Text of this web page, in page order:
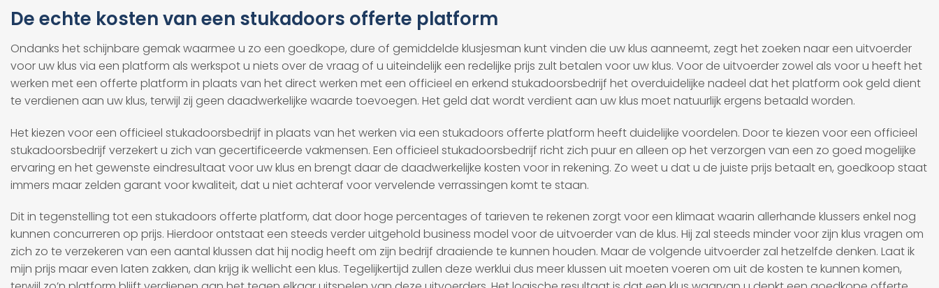
De echte kosten van een stukadoors offerte platform
Ondanks het schijnbare gemak waarmee u zo een goedkope, dure of gemiddelde klusjesman kunt vinden die uw klus aanneemt, zegt het zoeken naar een uitvoerder
voor uw klus via een platform als werkspot u niets over de vraag of u uiteindelijk een redelijke prijs zult betalen voor uw klus. Voor de uitvoerder zowel als voor u heeft het
werken met een offerte platform in plaats van het direct werken met een officieel en erkend stukadoorsbedrijf het overduidelijke nadeel dat het platform ook geld dient
te verdienen aan uw klus, terwijl zij geen daadwerkelijke waarde toevoegen. Het geld dat wordt verdient aan uw klus moet natuurlijk ergens betaald worden.
Het kiezen voor een officieel stukadoorsbedrijf in plaats van het werken via een stukadoors offerte platform heeft duidelijke voordelen. Door te kiezen voor een officieel
stukadoorsbedrijf verzekert u zich van gecertificeerde vakmensen. Een officieel stukadoorsbedrijf richt zich puur en alleen op het verzorgen van een zo goed mogelijke
ervaring en het gewenste eindresultaat voor uw klus en brengt daar de daadwerkelijke kosten voor in rekening. Zo weet u dat u de juiste prijs betaalt en, goedkoop staat
immers maar zelden garant voor kwaliteit, dat u niet achteraf voor vervelende verrassingen komt te staan.
Dit in tegenstelling tot een stukadoors offerte platform, dat door hoge percentages of tarieven te rekenen zorgt voor een klimaat waarin allerhande klussers enkel nog
kunnen concurreren op prijs. Hierdoor ontstaat een steeds verder uitgehold business model voor de uitvoerder van de klus. Hij zal steeds minder voor zijn klus vragen om
zich zo te verzekeren van een aantal klussen dat hij nodig heeft om zijn bedrijf draaiende te kunnen houden. Maar de volgende uitvoerder zal hetzelfde denken. Laat ik
mijn prijs maar even laten zakken, dan krijg ik wellicht een klus. Tegelijkertijd zullen deze werklui dus meer klussen uit moeten voeren om uit de kosten te kunnen komen,